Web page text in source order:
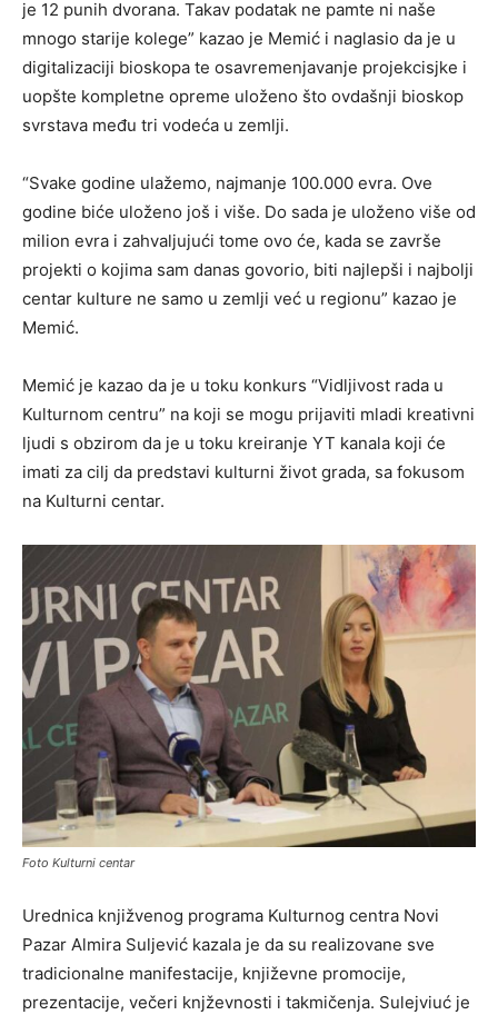
je 12 punih dvorana. Takav podatak ne pamte ni naše
mnogo starije kolege” kazao je Memić i naglasio da je u
digitalizaciji bioskopa te osavremenjavanje projekcisjke i
uopšte kompletne opreme uloženo što ovdašnji bioskop
svrstava među tri vodeća u zemlji.
“Svake godine ulažemo, najmanje 100.000 evra. Ove
godine biće uloženo još i više. Do sada je uloženo više od
milion evra i zahvaljujući tome ovo će, kada se završe
projekti o kojima sam danas govorio, biti najlepši i najbolji
centar kulture ne samo u zemlji već u regionu” kazao je
Memić.
Memić je kazao da je u toku konkurs “Vidljivost rada u
Kulturnom centru” na koji se mogu prijaviti mladi kreativni
ljudi s obzirom da je u toku kreiranje YT kanala koji će
imati za cilj da predstavi kulturni život grada, sa fokusom
na Kulturni centar.
Foto Kulturni centar
Urednica knjižvenog programa Kulturnog centra Novi
Pazar Almira Suljević kazala je da su realizovane sve
tradicionalne manifestacije, književne promocije,
prezentacije, večeri knjževnosti i takmičenja. Sulejviuć je